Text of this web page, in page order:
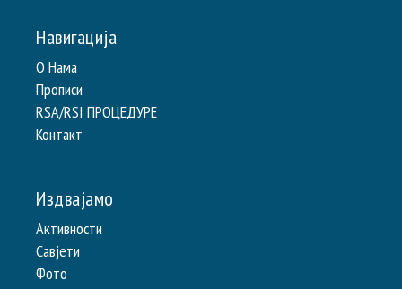
Навигација
О Нама
Прописи
RSA/RSI ПРОЦЕДУРЕ
Контакт
Издвајамо
Активности
Савјети
Фото